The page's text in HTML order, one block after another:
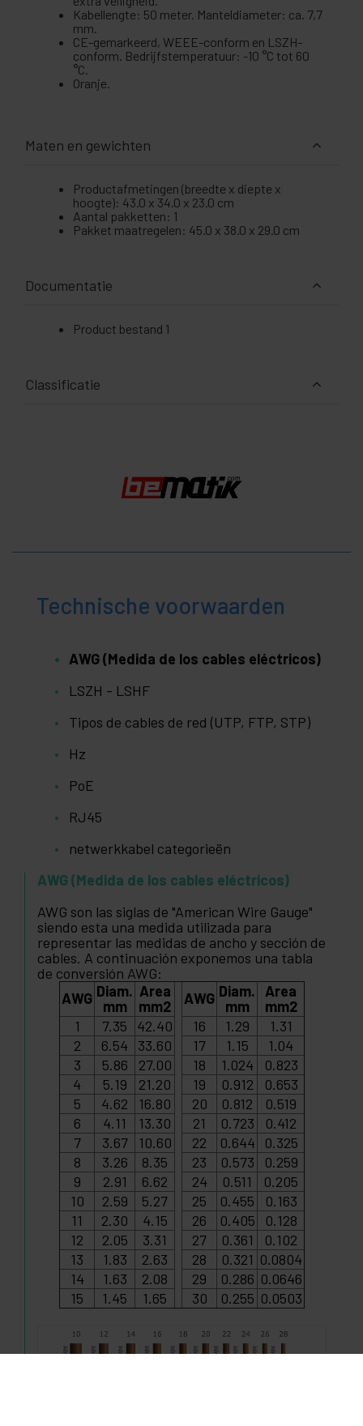
Kabellengte: 50 meter. Manteldiameter: ca. 7,7
mm.
CE-gemarkeerd, WEEE-conform en LSZH-
conform. Bedrijfstemperatuur: -10 °C tot 60
°C.
Oranje.
Maten en gewichten
Productafmetingen (breedte x diepte x
hoogte): 43.0 x 34.0 x 23.0 cm
Aantal pakketten: 1
Pakket maatregelen: 45.0 x 38.0 x 29.0 cm
Documentatie
Product bestand 1
Classificatie
Technische voorwaarden
AWG (Medida de los cables eléctricos)
LSZH - LSHF
Tipos de cables de red (UTP, FTP, STP)
Hz
PoE
RJ45
netwerkkabel categorieën
AWG (Medida de los cables eléctricos)
AWG son las siglas de "American Wire Gauge"
siendo esta una medida utilizada para
representar las medidas de ancho y sección de
cables. A continuación exponemos una tabla
de conversión AWG:
AWG Diam.
mm
Area
mm2
AWG Diam.
mm
Area
mm2
1
7.35 42.40 16 1.29
1.31
2
6.54 33.60 17 1.15
1.04
3
5.86 27.00 18 1.024
0.823
4
5.19 21.20 19 0.912
0.653
5
4.62 16.80 20 0.812
0.519
6
4.11 13.30 21 0.723
0.412
7
3.67 10.60 22 0.644
0.325
8
3.26 8.35 23 0.573
0.259
9
2.91 6.62 24 0.511
0.205
10
2.59 5.27 25 0.455
0.163
11
2.30 4.15 26 0.405
0.128
12
2.05 3.31 27 0.361
0.102
13
1.83 2.63 28 0.321 0.0804
14
1.63 2.08 29 0.286 0.0646
15
1.45 1.65 30 0.255 0.0503